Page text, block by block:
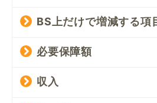
BS上だけで増減する項
必要保障額
収入